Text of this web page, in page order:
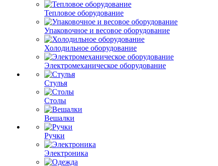
Тепловое оборудование
Упаковочное и весовое оборудование
Холодильное оборудование
Электромеханическое оборудование
Стулья
Столы
Вешалки
Ручки
Электроника